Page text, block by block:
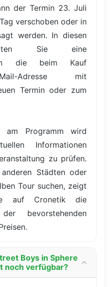
der Termin 23. Juli
verschoben oder in
werden. In diesen
Sie eine
an die beim Kauf
Adresse mit
Termin oder zum
am Programm wird
Informationen
zu prüfen.
Städten oder
Tour suchen, zeigt
auf Cronetik die
bevorstehenden
Boys in Sphere
noch verfügbar?